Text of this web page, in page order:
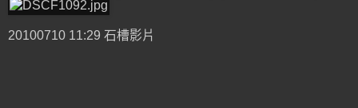
20100710 11:29 石槽影片